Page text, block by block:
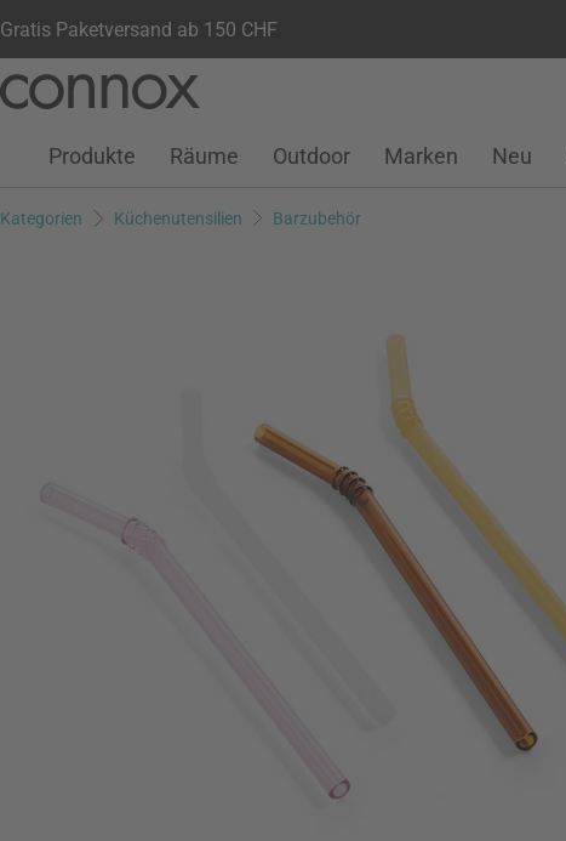
Gratis Paketversand ab 150 CHF
Seiteninhalt
Suchfeld
Kundenkonto
Wunschliste
Warenkorb
Produkte Räume Outdoor Marken Neu
Kategorien Küchenutensilien Barzubehör